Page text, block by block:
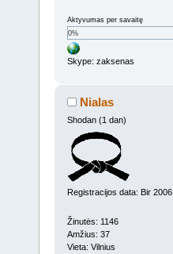
Aktyvumas per savaitę
0%
Skype: zaksenas
Nialas
Shodan (1 dan)
Registracijos data: Bir 2006
Žinutės: 1146
Amžius: 37
Vieta: Vilnius